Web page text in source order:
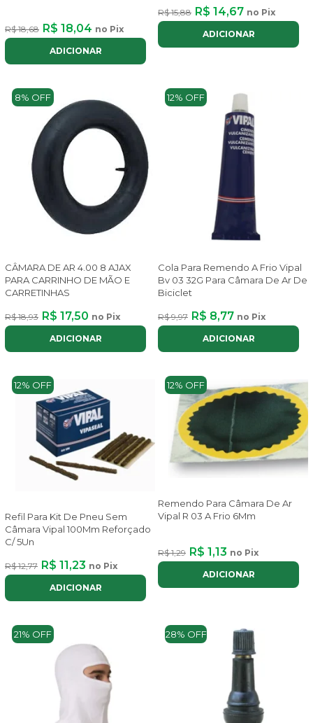
R$ 18,68 R$ 18,04 no Pix
ADICIONAR
R$ 15,88 R$ 14,67 no Pix
ADICIONAR
8% OFF
CÂMARA DE AR 4.00 8 AJAX
PARA CARRINHO DE MÃO E
CARRETINHAS
R$ 18,93 R$ 17,50 no Pix
ADICIONAR
12% OFF
Cola Para Remendo A Frio Vipal
Bv 03 32G Para Câmara De Ar De
Biciclet
R$ 9,97 R$ 8,77 no Pix
ADICIONAR
12% OFF
Refil Para Kit De Pneu Sem
Câmara Vipal 100Mm Reforçado
C/ 5Un
R$ 12,77 R$ 11,23 no Pix
ADICIONAR
12% OFF
Remendo Para Câmara De Ar
Vipal R 03 A Frio 6Mm
R$ 1,29 R$ 1,13 no Pix
ADICIONAR
21% OFF 28% OFF